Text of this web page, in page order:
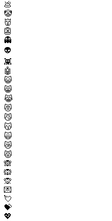
💩
🤡
👹
👺
👻
👽
👾
🤖
😺
😸
😹
😻
😼
😽
🙀
😿
😾
🙈
🙉
🙊
💌
💘
💝
💖